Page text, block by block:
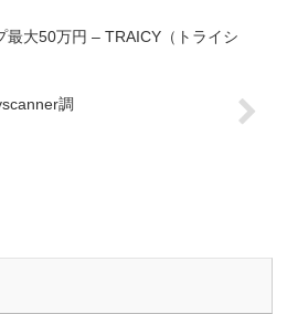
最大50万円 – TRAICY（トライシ
調